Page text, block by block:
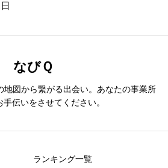
なびＱ
地図から繋がる出会い。あなたの事業所
手伝いをさせてください。
ランキング一覧